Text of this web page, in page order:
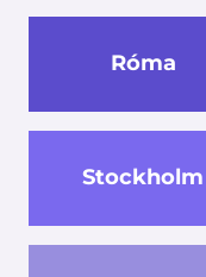
Róma
Stockholm